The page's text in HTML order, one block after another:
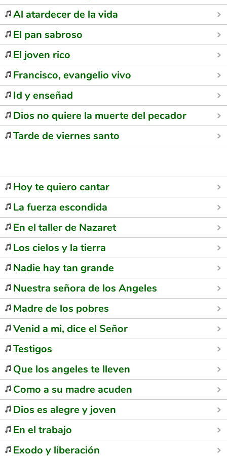
Al atardecer de la vida
El pan sabroso
El joven rico
Francisco, evangelio vivo
Id y enseñad
Dios no quiere la muerte del pecador
Tarde de viernes santo
Hoy te quiero cantar
La fuerza escondida
En el taller de Nazaret
Los cielos y la tierra
Nadie hay tan grande
Nuestra señora de los Angeles
Madre de los pobres
Venid a mi, dice el Señor
Testigos
Que los angeles te lleven
Como a su madre acuden
Dios es alegre y joven
En el trabajo
Exodo y liberación